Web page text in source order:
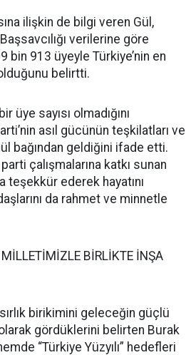
ilişkin de bilgi veren Gül,
verilerine göre
bin 913 üyeyle Türkiye’nin en
belirtti.
üye sayısı olmadığını
asıl gücünün teşkilatları ve
bağından geldiğini ifade etti.
çalışmalarına katkı sunan
teşekkür ederek hayatını
da rahmet ve minnetle
MİLLETİMİZLE BİRLİKTE İNŞA
birikimini geleceğin güçlü
gördüklerini belirten Burak
“Türkiye Yüzyılı” hedefleri